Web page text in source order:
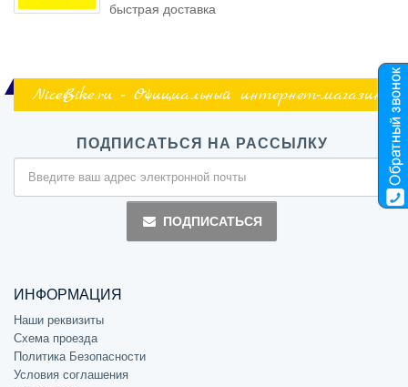
быстрая доставка
NiceBike.ru - Официальный интернет-магазин
ПОДПИСАТЬСЯ НА РАССЫЛКУ
ПОДПИСАТЬСЯ
ИНФОРМАЦИЯ
Наши реквизиты
Схема проезда
Политика Безопасности
Условия соглашения